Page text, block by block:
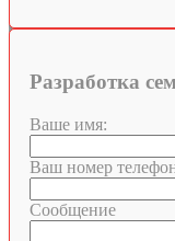
Разработка
Ваше имя:
Ваш номер
Сообщение